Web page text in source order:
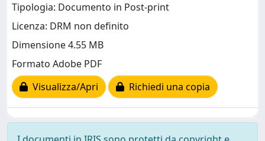
Tipologia: Documento in Post-print
Licenza: DRM non definito
Dimensione 4.55 MB
Formato Adobe PDF
Visualizza/Apri
Richiedi una copia